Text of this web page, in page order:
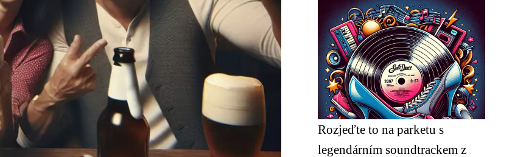
Rozjeďte to na parketu s
legendárním soundtrackem z